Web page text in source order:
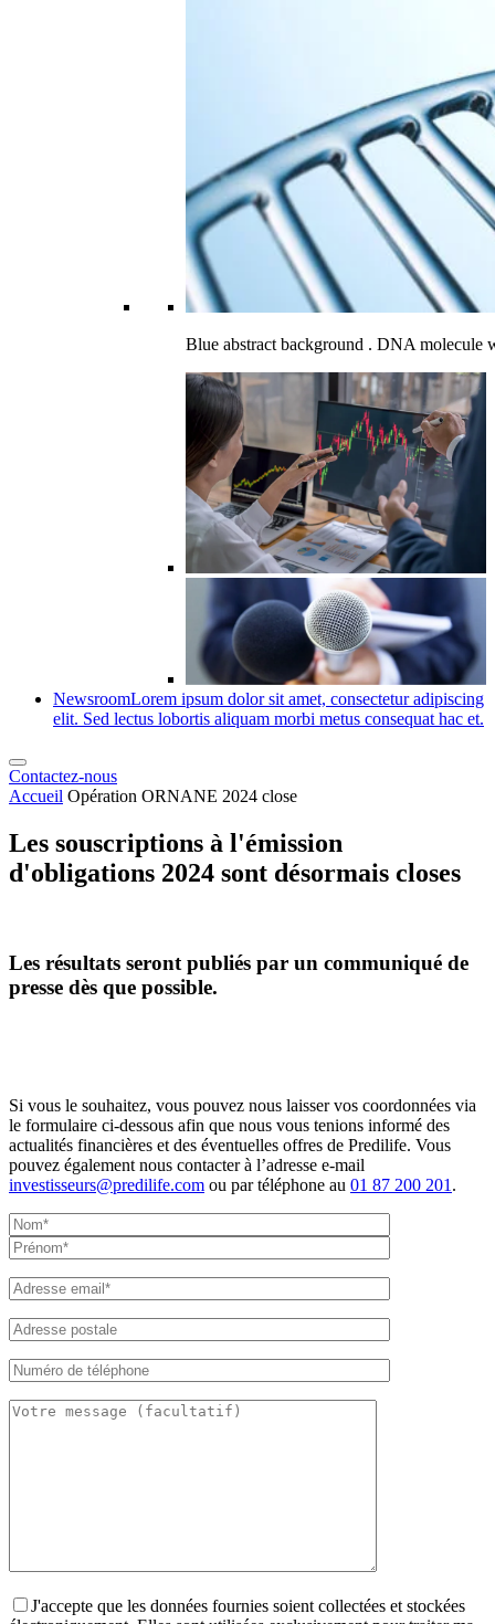
Blue abstract background . DNA molecule
NewsroomLorem ipsum dolor sit amet, consectetur adipiscing
elit. Sed lectus lobortis aliquam morbi metus consequat hac et.
Contactez-nous
Accueil Opération ORNANE 2024 close
Les souscriptions à l'émission
d'obligations 2024 sont désormais closes
Les résultats seront publiés par un communiqué de
presse dès que possible.
Si vous le souhaitez, vous pouvez nous laisser vos coordonnées via
le formulaire ci-dessous afin que nous vous tenions informé des
actualités financières et des éventuelles offres de Predilife. Vous
pouvez également nous contacter à l’adresse e-mail
investisseurs@predilife.com ou par téléphone au 01 87 200 201 .
J'accepte que les données fournies soient collectées et stockées